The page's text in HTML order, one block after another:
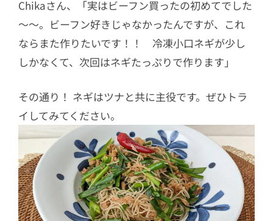
Chikaさん、「実はビーフン買ったの初めてでした
～～。ビーフン好きじゃなかったんですが、これ
ならまた作りたいです！！ 冷凍小口ネギが少し
しかなくて、次回はネギたっぷりで作ります」
その通り！ ネギはツナと共に主役です。ぜひトラ
イしてみてください。